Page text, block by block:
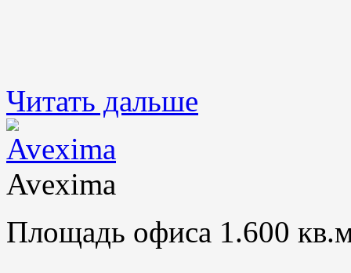
Читать дальше
Avexima
Площадь офиса 1.600